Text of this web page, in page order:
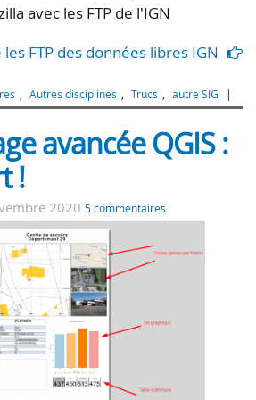
avec les FTP de l'IGN
FTP des données libres IGN
Autres disciplines Trucs autre SIG
avancée QGIS :
!
2020 5 commentaires